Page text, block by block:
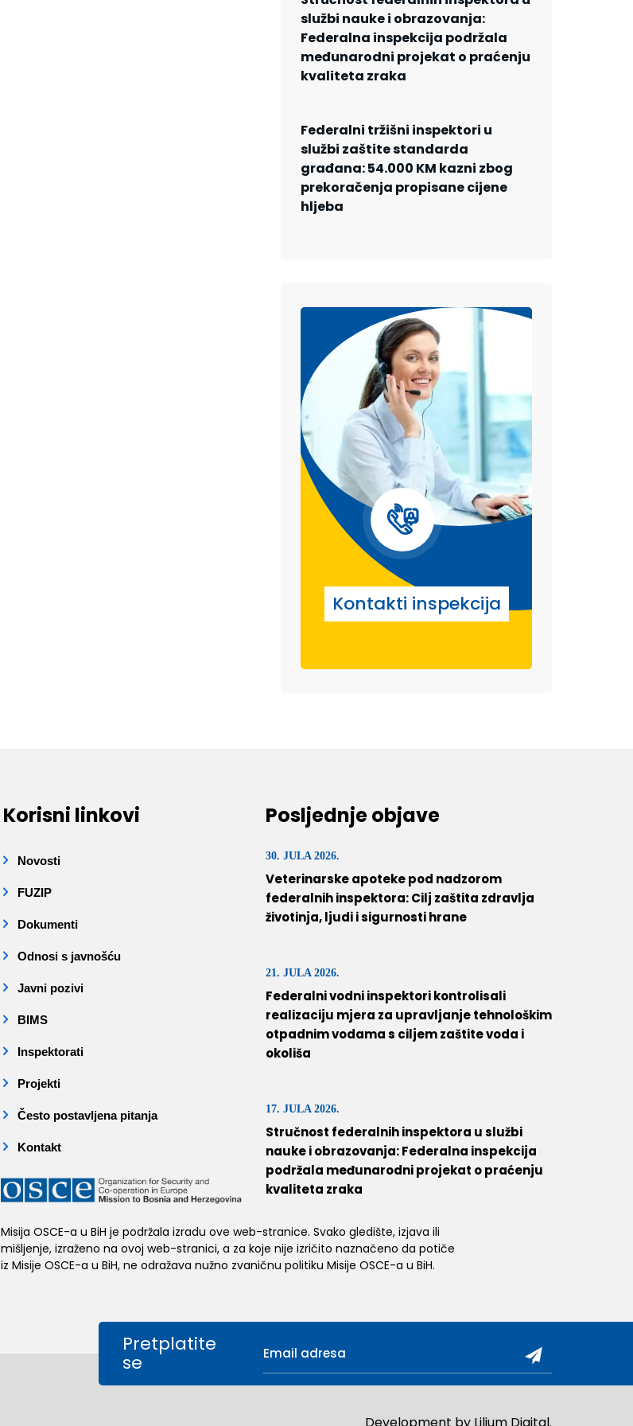
službi nauke i obrazovanja:
Federalna inspekcija podržala
međunarodni projekat o praćenju
kvaliteta zraka
Federalni tržišni inspektori u
službi zaštite standarda
građana: 54.000 KM kazni zbog
prekoračenja propisane cijene
hljeba
Kontakti inspekcija
Korisni linkovi
Novosti
FUZIP
Dokumenti
Odnosi s javnošću
Javni pozivi
BIMS
Inspektorati
Projekti
Često postavljena pitanja
Kontakt
Misija OSCE-a u BiH je podržala izradu ove web-stranice. Svako gledište, izjava ili
mišljenje, izraženo na ovoj web-stranici, a za koje nije izričito naznačeno da potiče
iz Misije OSCE-a u BiH, ne odražava nužno zvaničnu politiku Misije OSCE-a u BiH.
Posljednje objave
30. JULA 2026.
Veterinarske apoteke pod nadzorom
federalnih inspektora: Cilj zaštita zdravlja
životinja, ljudi i sigurnosti hrane
21. JULA 2026.
Federalni vodni inspektori kontrolisali
realizaciju mjera za upravljanje tehnološkim
otpadnim vodama s ciljem zaštite voda i
okoliša
17. JULA 2026.
Stručnost federalnih inspektora u službi
nauke i obrazovanja: Federalna inspekcija
podržala međunarodni projekat o praćenju
kvaliteta zraka
Pretplatite
se